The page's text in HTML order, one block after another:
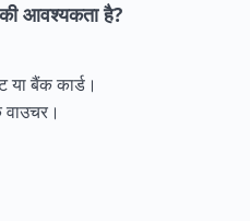
आवश्यकता है?
या बैंक कार्ड।
वाउचर।